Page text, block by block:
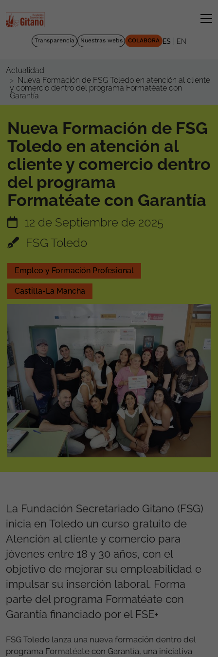
Transparencia Nuestras webs COLABORA ES EN
Actualidad
Nueva Formación de FSG Toledo en atención al cliente
y comercio dentro del programa Formatéate con
Garantía
Nueva Formación de FSG
Toledo en atención al
cliente y comercio dentro
del programa
Formatéate con Garantía
12 de Septiembre de 2025
FSG Toledo
Empleo y Formación Profesional
Castilla-La Mancha
La Fundación Secretariado Gitano (FSG)
inicia en Toledo un curso gratuito de
Atención al cliente y comercio para
jóvenes entre 18 y 30 años, con el
objetivo de mejorar su empleabilidad e
impulsar su inserción laboral. Forma
parte del programa Formatéate con
Garantía financiado por el FSE+
FSG Toledo lanza una nueva formación dentro del
programa Formatéate con Garantía, una iniciativa